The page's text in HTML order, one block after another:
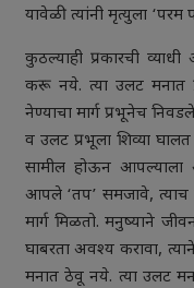
यावेळी त्यांनी मृत्युला
कुठल्याही प्रकारची
करू नये. त्या उलट मनात
नेण्याचा मार्ग प्रभूनेच
व उलट प्रभूला शिव्या
सामील होऊन आपल्याला
आपले ‘तप’ समजावे, त्याच
मार्ग मिळतो. मनुष्याने
घाबरता अवश्य करावा,
मनात ठेवू नये. त्या उलट